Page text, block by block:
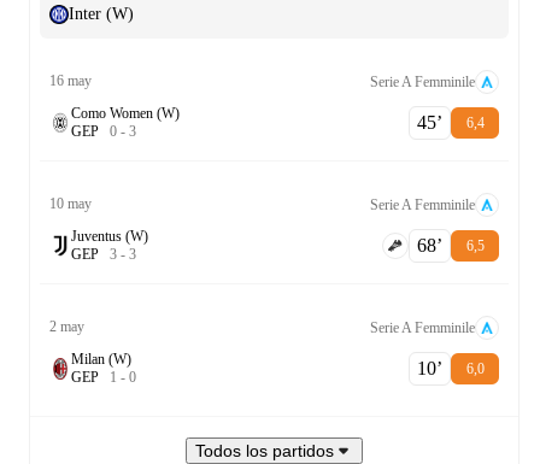
Inter (W)
16 may
Serie A Femminile
Como Women (W)
GEP 0 - 3 45‎’‎ 6,4
10 may
Serie A Femminile
Juventus (W)
GEP 3 - 3 68‎’‎ 6,5
2 may
Serie A Femminile
Milan (W)
GEP 1 - 0 10‎’‎ 6,0
Todos los partidos